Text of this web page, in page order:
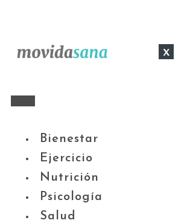
x
Bienestar
Ejercicio
Nutrición
Psicología
Salud